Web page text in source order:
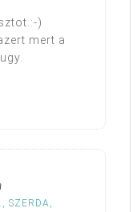
)
mert a
SZERDA,